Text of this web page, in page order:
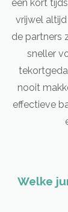
een kort
vrijwel
de partners
sneller
nooit
effectieve
Welke